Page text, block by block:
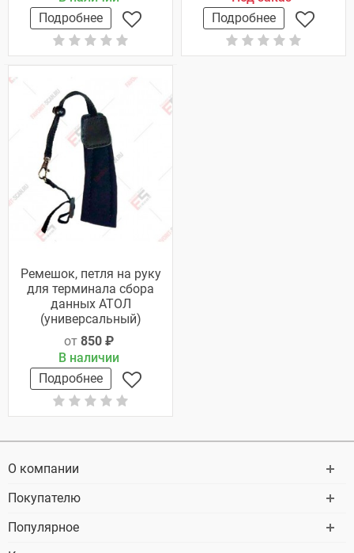
Подробнее
Подробнее
Ремешок, петля на руку
для терминала сбора
данных АТОЛ
(универсальный)
от 850 ₽
В наличии
Подробнее
О компании
Покупателю
Популярное